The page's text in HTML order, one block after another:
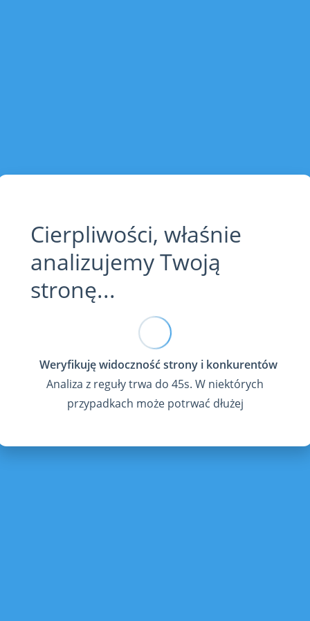
Cierpliwości, właśnie
analizujemy Twoją
stronę...
Analiza z reguły trwa do 45s. W niektórych
przypadkach może potrwać dłużej